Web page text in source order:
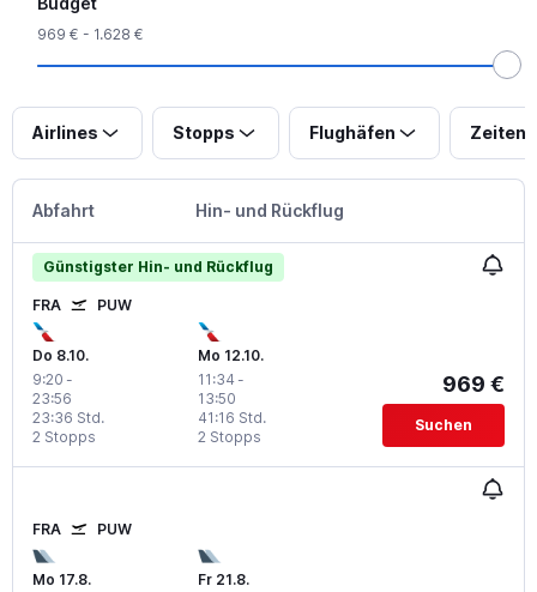
969 € - 1.628 €
Airlines Stopps Flughäfen Zeiten
Abfahrt Hin- und Rückflug
Günstigster Hin- und Rückflug
FRA PUW
Do 8.10.
9:20 -
23:56
2 Stopps
23:36 Std.
Mo 12.10.
11:34 -
13:50
2 Stopps
41:16 Std.
969 €
Suchen
FRA PUW
Mo 17.8.
Fr 21.8.